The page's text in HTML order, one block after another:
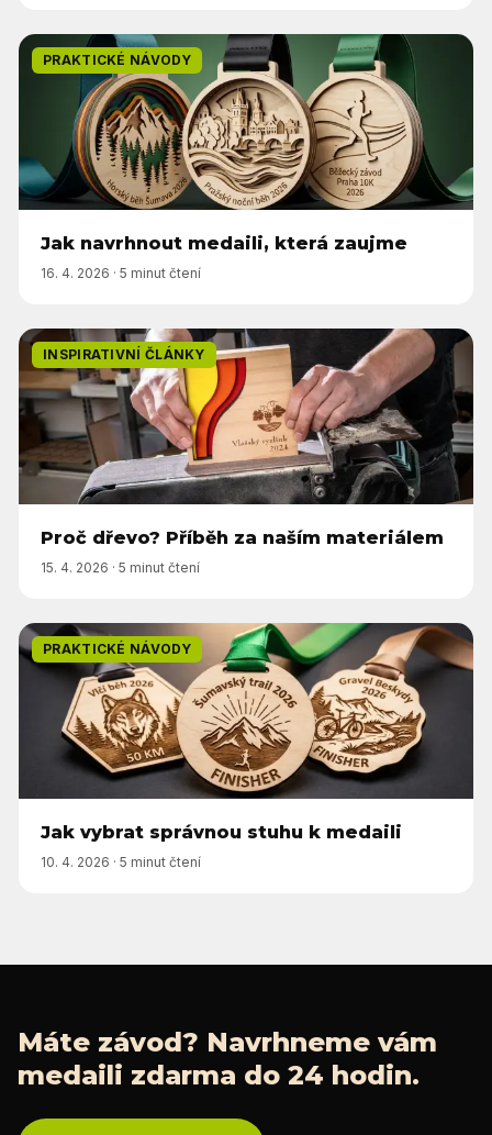
PRAKTICKÉ NÁVODY
Jak navrhnout medaili, která zaujme
16. 4. 2026 · 5 minut čtení
INSPIRATIVNÍ ČLÁNKY
Proč dřevo? Příběh za naším materiálem
15. 4. 2026 · 5 minut čtení
PRAKTICKÉ NÁVODY
Jak vybrat správnou stuhu k medaili
10. 4. 2026 · 5 minut čtení
Máte závod? Navrhneme vám
medaili zdarma do 24 hodin.